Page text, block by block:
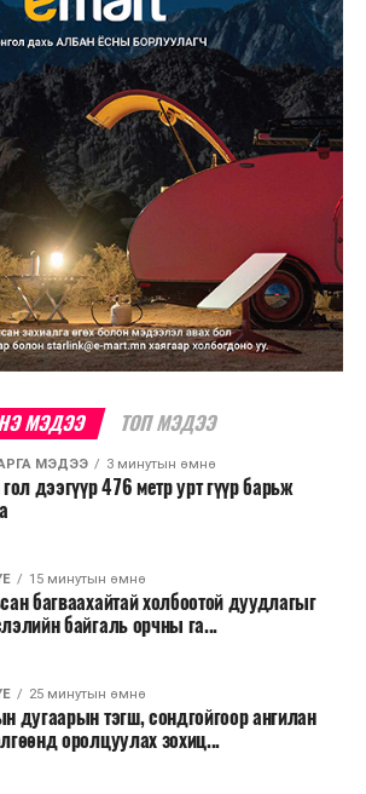
МЭДЭЭ ТОП МЭДЭЭ
МЭДЭЭ 3 минутын өмнө
дээгүүр 476 метр урт гүүр барьж
15 минутын өмнө
багваахайтай холбоотой дуудлагыг
байгаль орчны га...
25 минутын өмнө
дугаарын тэгш, сондгойгоор ангилан
оролцуулах зохиц...